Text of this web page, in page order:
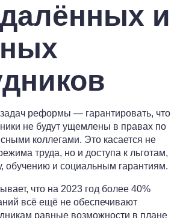
и
реформы — гарантировать, что
не будут ущемлены в правах по
коллегами. Это касается не
труда, но и доступа к льготам,
обучению и социальным гарантиям.
что на 2023 год более 40%
всё ещё не обеспечивают
равные возможности в плане